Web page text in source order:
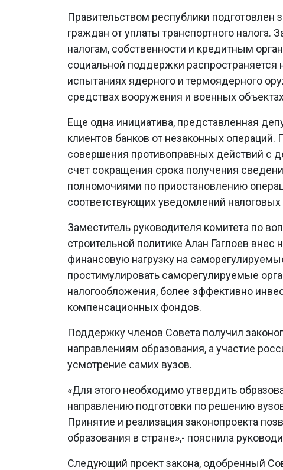
Правительством республики
граждан от уплаты транспортного налога.
налогам, собственности и кредитным
социальной поддержки
испытаниях ядерного и термоядерного
средствах вооружения и военных
Еще одна инициатива, представленная
клиентов банков от незаконных операций.
совершения противоправных действий с
счет сокращения срока получения
полномочиями по приостановлению
соответствующих уведомлений налоговых
Заместитель руководителя комитета по
строительной политике Алан Гаглоев
финансовую нагрузку на
простимулировать саморегулируемые
налогообложения, более эффективно
компенсационных фондов.
Поддержку членов Совета получил
направлениям образования, а участие
усмотрение самих вузов.
«Для этого необходимо утвердить
направлению подготовки по решению
Принятие и реализация законопроекта
образования в стране»,- пояснила
Следующий проект закона, одобренный